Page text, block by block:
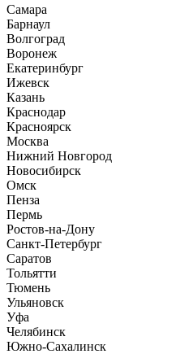
Самара
Барнаул
Волгоград
Воронеж
Екатеринбург
Ижевск
Казань
Краснодар
Красноярск
Москва
Нижний Новгород
Новосибирск
Омск
Пенза
Пермь
Ростов-на-Дону
Санкт-Петербург
Саратов
Тольятти
Тюмень
Ульяновск
Уфа
Челябинск
Южно-Сахалинск